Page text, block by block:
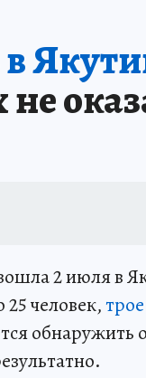
2 июля в
человек,
обнаружить